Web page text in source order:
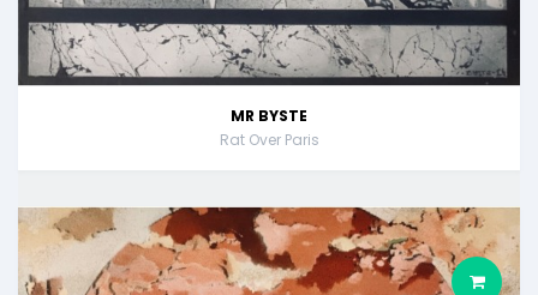
MR BYSTE
Rat Over Paris